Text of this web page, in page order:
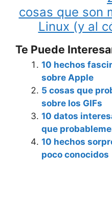
cosas que son
Linux (y al
Te Puede
10 hechos
sobre Apple
5 cosas que
sobre los GIFs
10 datos
que
10 hechos
poco conocidos